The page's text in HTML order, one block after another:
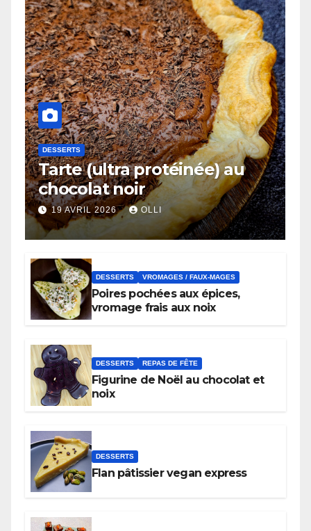
DESSERTS
Tarte (ultra protéinée) au
chocolat noir
19 AVRIL 2026 OLLI
DESSERTS VROMAGES / FAUX-MAGES
Poires pochées aux épices,
vromage frais aux noix
DESSERTS REPAS DE FÊTE
Figurine de Noël au chocolat et
noix
DESSERTS
Flan pâtissier vegan express